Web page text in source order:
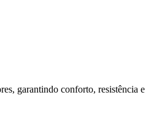
garantindo conforto, resistência e